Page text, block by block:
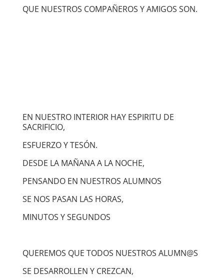
QUE NUESTROS COMPAÑEROS Y AMIGOS SON.
EN NUESTRO INTERIOR HAY ESPIRITU DE
SACRIFICIO,
ESFUERZO Y TESÓN.
DESDE LA MAÑANA A LA NOCHE,
PENSANDO EN NUESTROS ALUMNOS
SE NOS PASAN LAS HORAS,
MINUTOS Y SEGUNDOS
QUEREMOS QUE TODOS NUESTROS ALUMN@S
SE DESARROLLEN Y CREZCAN,